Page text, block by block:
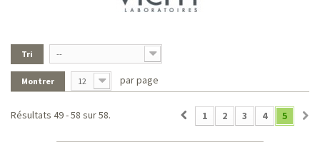
Tri --
Montrer 12 par page
1 2 3 4 5
Résultats 49 - 58 sur 58.